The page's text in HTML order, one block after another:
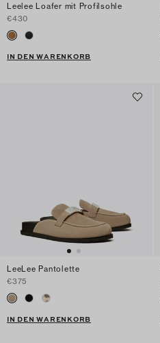
Leelee Loafer mit Profilsohle
€430
IN DEN WARENKORB
LeeLee Pantolette
€375
IN DEN WARENKORB